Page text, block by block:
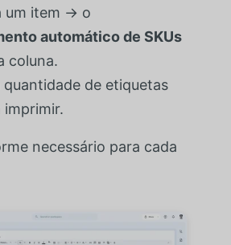
um item → o
automático de SKUs
coluna.
quantidade de etiquetas
imprimir.
necessário para cada